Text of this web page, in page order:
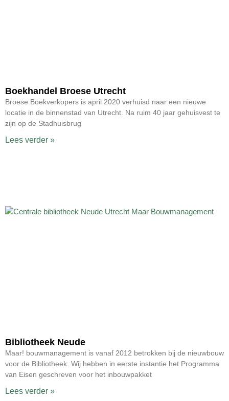
Boekhandel Broese Utrecht
Broese Boekverkopers is april 2020 verhuisd naar een nieuwe
locatie in de binnenstad van Utrecht. Na ruim 40 jaar gehuisvest te
zijn op de Stadhuisbrug
Lees verder »
Bibliotheek Neude
Maar! bouwmanagement is vanaf 2012 betrokken bij de nieuwbouw
voor de Bibliotheek. Wij hebben in eerste instantie het Programma
van Eisen geschreven voor het inbouwpakket
Lees verder »